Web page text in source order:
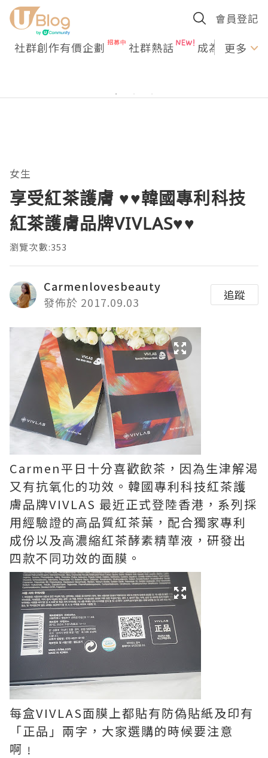
會員登記
社群創作有價企劃 社群熱話 成為U更多
女生
享受紅茶護膚 ♥♥韓國專利科技
紅茶護膚品牌VIVLAS♥♥
瀏覽次數:353
Carmenlovesbeauty
發佈於 2017.09.03
追蹤
Carmen平日十分喜歡飲茶，因為生津解渴
又有抗氧化的功效。韓國專利科技紅茶護
膚品牌VIVLAS 最近正式登陸香港，系列採
用經驗證的高品質紅茶葉，配合獨家專利
成份以及高濃縮紅茶酵素精華液，研發出
四款不同功效的面膜。
每盒VIVLAS面膜上都貼有防偽貼紙及印有
「正品」兩字，大家選購的時候要注意
啊﹗